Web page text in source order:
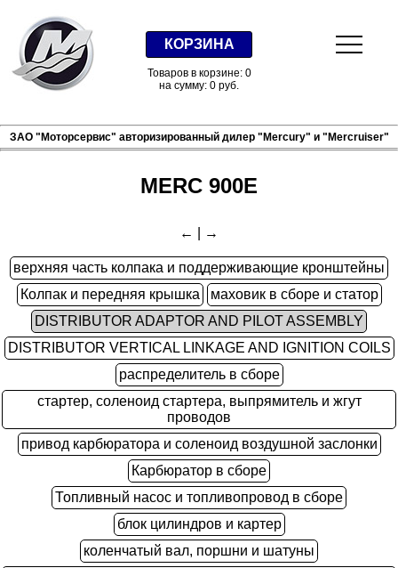
КОРЗИНА
Товаров в корзине: 0
на сумму: 0 руб.
ЗАО "Моторсервис" авторизированный дилер "Mercury" и "Mercruiser"
MERC 900E
← →
верхняя часть колпака и поддерживающие кронштейны
Колпак и передняя крышка
маховик в сборе и статор
DISTRIBUTOR ADAPTOR AND PILOT ASSEMBLY
DISTRIBUTOR VERTICAL LINKAGE AND IGNITION COILS
распределитель в сборе
стартер, соленоид стартера, выпрямитель и жгут
проводов
привод карбюратора и соленоид воздушной заслонки
Карбюратор в сборе
Топливный насос и топливопровод в сборе
блок цилиндров и картер
коленчатый вал, поршни и шатуны